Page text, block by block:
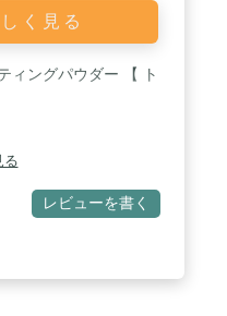
く見る
ィングパウダー 【 ト
る
レビューを書く